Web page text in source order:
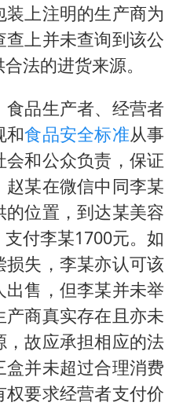
上注明的生产商为
上并未查询到该公
法的进货来源。
品生产者、经营者
和食品安全标准从事
和公众负责，保证
某在微信中同李某
位置，到达某美容
付李某1700元。如
失，李某亦认可该
售，但李某并未举
商真实存在且亦未
故应承担相应的法
并未超过合理消费
要求经营者支付价